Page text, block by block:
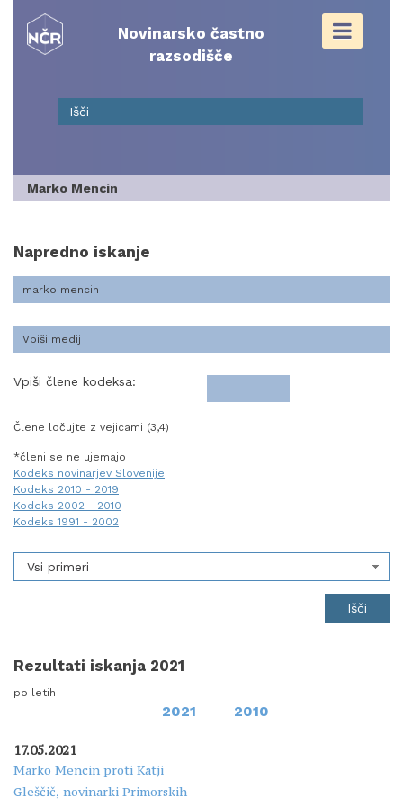
content
Novinarsko častno
razsodišče
Marko Mencin
Napredno iskanje
Vpiši člene kodeksa:
Člene ločujte z vejicami (3,4)
*členi se ne ujemajo
Kodeks novinarjev Slovenije
Kodeks 2010 - 2019
Kodeks 2002 - 2010
Kodeks 1991 - 2002
Vsi primeri
Rezultati iskanja 2021
po letih
2021 2010
17.05.2021
Marko Mencin proti Katji
Gleščič, novinarki Primorskih